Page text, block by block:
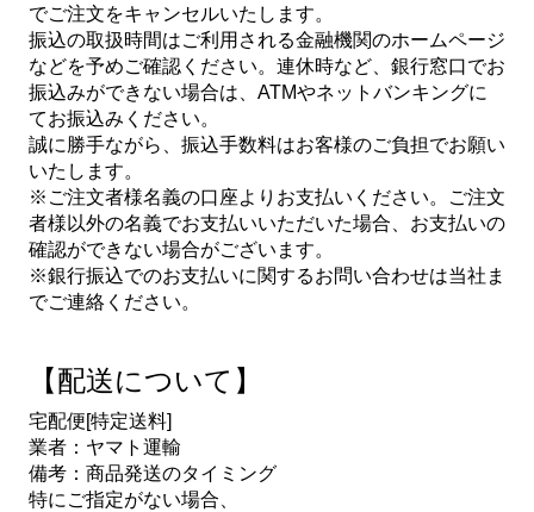
でご注文をキャンセルいたします。
振込の取扱時間はご利用される金融機関のホームページ
などを予めご確認ください。連休時など、銀行窓口でお
振込みができない場合は、ATMやネットバンキングに
てお振込みください。
誠に勝手ながら、振込手数料はお客様のご負担でお願い
いたします。
※ご注文者様名義の口座よりお支払いください。ご注文
者様以外の名義でお支払いいただいた場合、お支払いの
確認ができない場合がございます。
※銀行振込でのお支払いに関するお問い合わせは当社ま
でご連絡ください。
【配送について】
宅配便[特定送料]
業者：ヤマト運輸
備考：商品発送のタイミング
特にご指定がない場合、